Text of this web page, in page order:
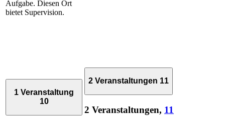
Aufgabe. Diesen Ort
bietet Supervision.
1 Veranstaltung
10
2 Veranstaltungen 11
2 Veranstaltungen, 11